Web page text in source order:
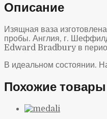
Описание
Изящная ваза
пробы. Англия, г.
Edward Bradbury в
В идеальном состоянии.
Похожие товары